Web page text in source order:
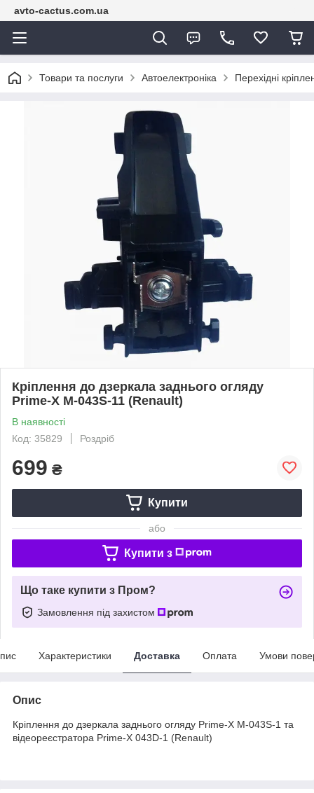
avto-cactus.com.ua
Товари та послуги Автоелектроніка Перехідні
Кріплення до дзеркала заднього огляду
Prime-X M-043S-11 (Renault)
В наявності
Код: 35829
Роздріб
699 ₴
Купити
або
Купити з
Що таке купити з Пром?
Замовлення під захистом
Характеристики Доставка Оплата Умови
Опис
Кріплення до дзеркала заднього огляду Prime-X M-043S-1 та
відеореєстратора Prime-X 043D-1 (Renault)